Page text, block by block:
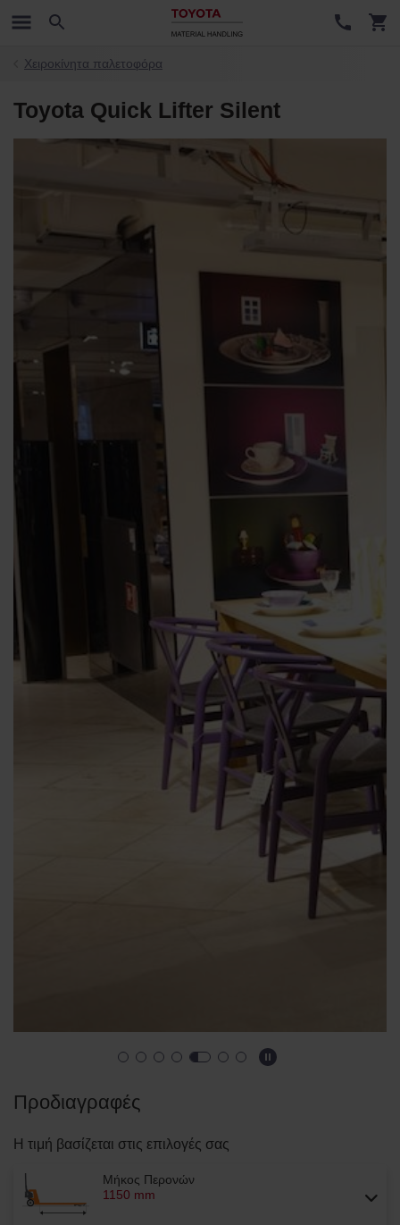
Χειροκίνητα παλετοφόρα
Toyota Quick Lifter Silent
Προδιαγραφές
Η τιμή βασίζεται στις επιλογές σας
Μήκος Περονών
1150 mm